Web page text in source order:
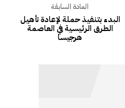
المادة السابقة
البدء بتنفيذ حملة لإعادة تأهيل
الطرق الرئيسية في العاصمة
هرجيسا